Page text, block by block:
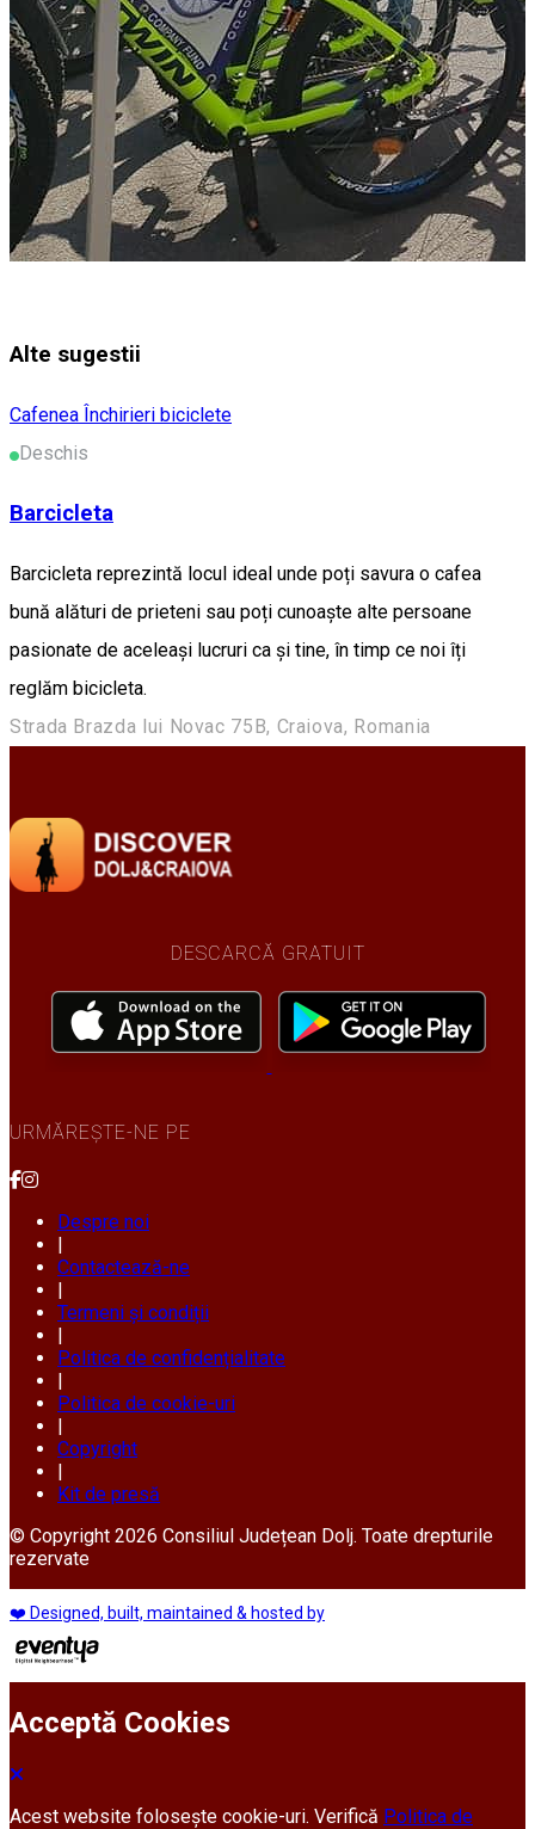
Alte sugestii
Cafenea Închirieri biciclete
Deschis
Barcicleta
Barcicleta reprezintă locul ideal unde poți savura o cafea
bună alături de prieteni sau poți cunoaște alte persoane
pasionate de aceleași lucruri ca și tine, în timp ce noi îți
reglăm bicicleta.
Strada Brazda lui Novac 75B, Craiova, Romania
DESCARCĂ GRATUIT
URMĂREȘTE-NE PE
Despre noi
Contactează-ne
Termeni și condiții
Politica de confidențialitate
Politica de cookie-uri
Copyright
Kit de presă
© Copyright 2026 Consiliul Județean Dolj. Toate drepturile
rezervate
❤️ Designed, built, maintained & hosted by
Acceptă Cookies
Acest website folosește cookie-uri. Verifică Politica de